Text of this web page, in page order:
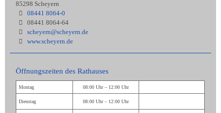
85298 Scheyern
08441 8064-0
08441 8064-64
scheyern@scheyern.de
www.scheyern.de
Öffnungszeiten des Rathauses
Montag 08:00 Uhr – 12:00 Uhr
Dienstag 08:00 Uhr – 12:00 Uhr